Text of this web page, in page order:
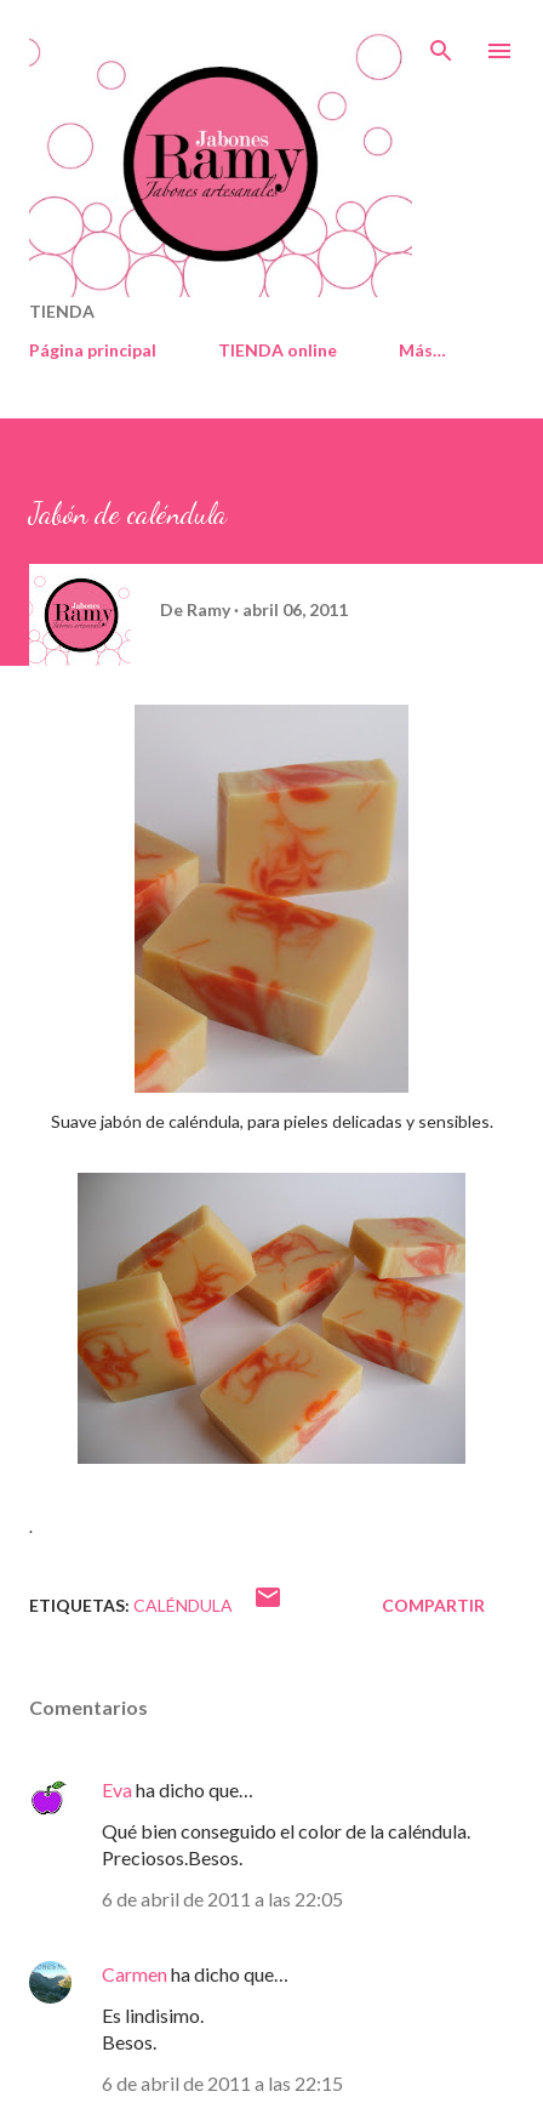
TIENDA
Página principal
TIENDA online Más…
Jabón de caléndula
De Ramy abril 06, 2011
Suave jabón de caléndula, para pieles delicadas y sensibles.
.
ETIQUETAS: CALÉNDULA COMPARTIR
Comentarios
Evaha dicho que…
Qué bien conseguido el color de la caléndula.
Preciosos.Besos.
6 de abril de 2011 a las 22:05
Carmenha dicho que…
Es lindisimo.
Besos.
6 de abril de 2011 a las 22:15